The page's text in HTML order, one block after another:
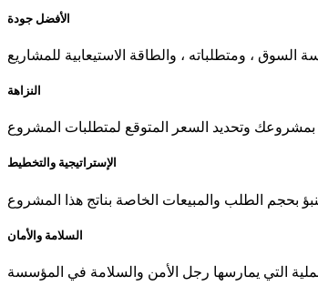
الأفضل جودة
النزاهة
الإستراتيجية والتخطيط
السلامة والأمان